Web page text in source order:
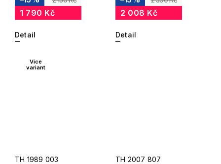
1 790 Kč
Detail
2 008 Kč
Detail
Více
variant
TH 1989 003 TH 2007 807